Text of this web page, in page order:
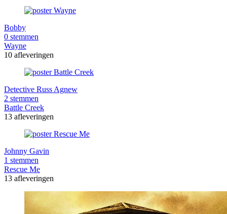
Bobby
0 stemmen
Wayne
10 afleveringen
Detective Russ Agnew
2 stemmen
Battle Creek
13 afleveringen
Johnny Gavin
1 stemmen
Rescue Me
13 afleveringen